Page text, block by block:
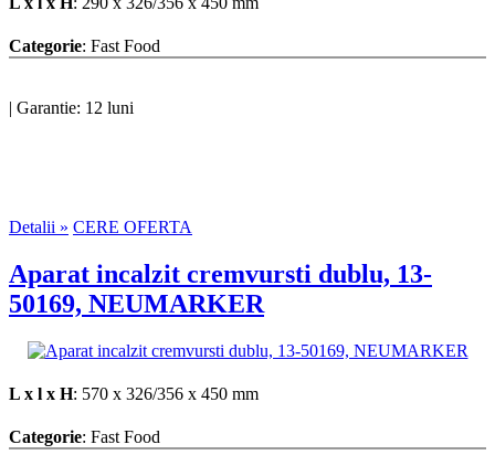
Categorie: Fast Food
| Garantie: 12 luni
Detalii » CERE OFERTA
Aparat incalzit cremvursti dublu, 13-
50169, NEUMARKER
L x l x H: 570 x 326/356 x 450 mm
Categorie: Fast Food